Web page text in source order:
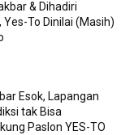
& Dihadiri
Yes-To Dinilai (Masih)
Esok, Lapangan
tak Bisa
Paslon YES-TO